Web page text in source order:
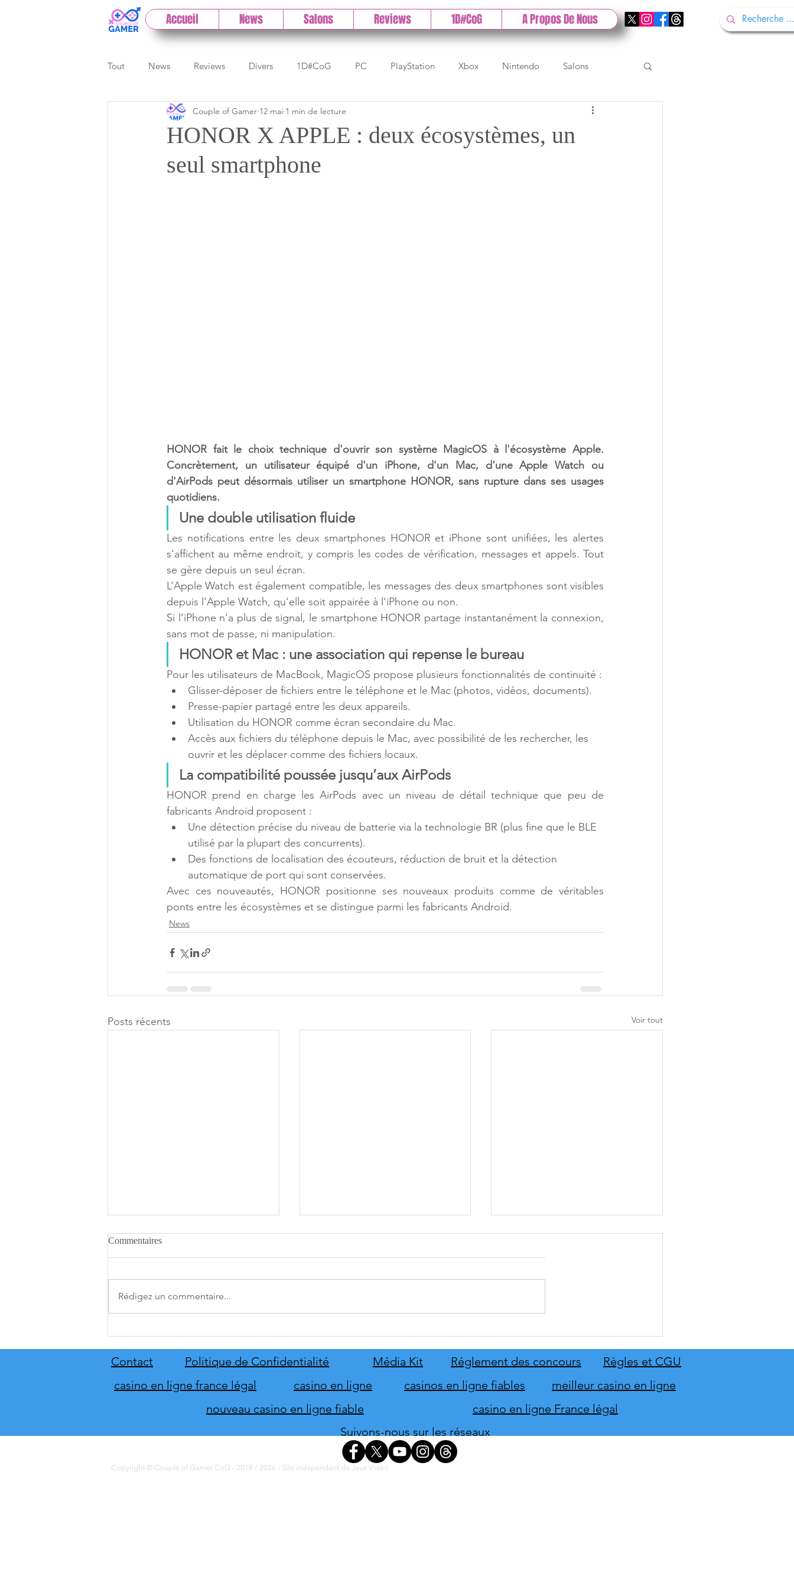
Accueil News Salons Reviews 1D#CoG A Propos De Nous
Tout News Reviews Divers 1D#CoG PC PlayStation Xbox Nintendo Salons
Previews Cloud Test indé DLC Gamescom
Paris Games Week Early Access
HONOR X APPLE : deux écosystèmes, un
seul smartphone
Couple of Gamer 12 mai 1 min de lecture
HONOR fait le choix technique d'ouvrir son système MagicOS à l'écosystème Apple.
Concrètement, un utilisateur équipé d'un iPhone, d'un Mac, d'une Apple Watch ou
d'AirPods peut désormais utiliser un smartphone HONOR, sans rupture dans ses usages
quotidiens.
Une double utilisation fluide
Les notifications entre les deux smartphones HONOR et iPhone sont unifiées, les alertes
s'affichent au même endroit, y compris les codes de vérification, messages et appels. Tout
se gère depuis un seul écran.
L’Apple Watch est également compatible, les messages des deux smartphones sont visibles
depuis l’Apple Watch, qu'elle soit appairée à l'iPhone ou non.
Si l’iPhone n'a plus de signal, le smartphone HONOR partage instantanément la connexion,
sans mot de passe, ni manipulation.
HONOR et Mac : une association qui repense le bureau
Pour les utilisateurs de MacBook, MagicOS propose plusieurs fonctionnalités de continuité :
Glisser-déposer de fichiers entre le téléphone et le Mac (photos, vidéos, documents).
Presse-papier partagé entre les deux appareils.
Utilisation du HONOR comme écran secondaire du Mac.
Accès aux fichiers du téléphone depuis le Mac, avec possibilité de les rechercher, les
ouvrir et les déplacer comme des fichiers locaux.
La compatibilité poussée jusqu’aux AirPods
HONOR prend en charge les AirPods avec un niveau de détail technique que peu de
fabricants Android proposent :
Une détection précise du niveau de batterie via la technologie BR (plus fine que le BLE
utilisé par la plupart des concurrents).
Des fonctions de localisation des écouteurs, réduction de bruit et la détection
automatique de port qui sont conservées.
Avec ces nouveautés, HONOR positionne ses nouveaux produits comme de véritables
ponts entre les écosystèmes et se distingue parmi les fabricants Android.
News
Posts récents Voir tout
du direct de THQ Nordic
lancement
novembre
Commentaires
Rédigez un commentaire...
Contact Politique de Confidentialité Média Kit Règles et CGU
Réglement des concours
casino en ligne france légal
meilleur casino en ligne
casino en ligne
casinos en ligne fiables
nouveau casino en ligne fiable
casino en ligne France légal
Suivons-nous sur les réseaux
Copyright © Couple of Gamer CoG - 2018 / 2026 - Site indépendant de Jeux Vidéo